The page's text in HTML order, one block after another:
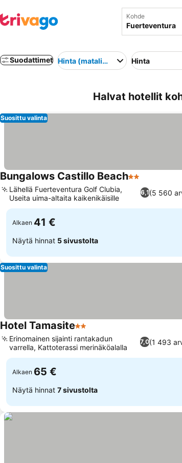
Kohde
Suodattimet Hinta (matalimmasta korkeimpaan)
Hinta
Halvat hotellit
Suosittu valinta
Bungalows Castillo Beach2 Tähtiluokitus
6,1(5 560
Lähellä Fuerteventura Golf Clubia,
Useita uima-altaita kaikenikäisille
Alkaen 41 €
Näytä hinnat 5 sivustolta
Suosittu valinta
Hotel Tamasite2 Tähtiluokitus
7,0(1 493
Erinomainen sijainti rantakadun
varrella, Kattoterassi merinäköalalla
Alkaen 65 €
Näytä hinnat 7 sivustolta